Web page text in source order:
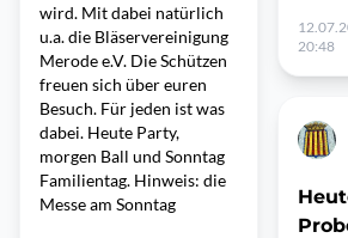
wird. Mit dabei natürlich
u.a. die Bläservereinigung
Merode e.V. Die Schützen
freuen sich über euren
Besuch. Für jeden ist was
dabei. Heute Party,
morgen Ball und Sonntag
Familientag. Hinweis: die
Messe am Sonntag
20:48